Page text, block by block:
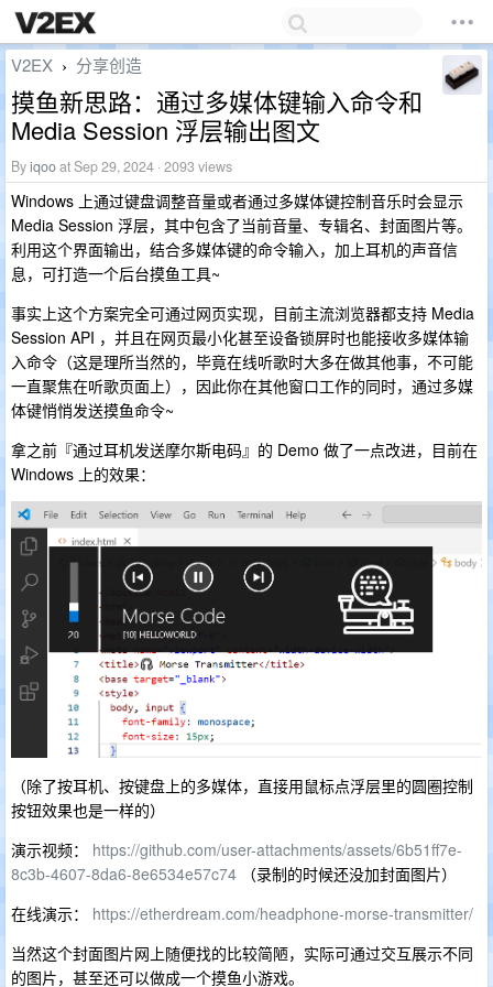
V2EX › 分享创造
摸鱼新思路：通过多媒体键输入命令和
Media Session 浮层输出图文
Byiqooat Sep 29, 2024 · 2093 views
Windows 上通过键盘调整音量或者通过多媒体键控制音乐时会显示
Media Session 浮层，其中包含了当前音量、专辑名、封面图片等。
利用这个界面输出，结合多媒体键的命令输入，加上耳机的声音信
息，可打造一个后台摸鱼工具~
事实上这个方案完全可通过网页实现，目前主流浏览器都支持 Media
Session API ，并且在网页最小化甚至设备锁屏时也能接收多媒体输
入命令（这是理所当然的，毕竟在线听歌时大多在做其他事，不可能
一直聚焦在听歌页面上），因此你在其他窗口工作的同时，通过多媒
体键悄悄发送摸鱼命令~
拿之前『通过耳机发送摩尔斯电码』的 Demo 做了一点改进，目前在
Windows 上的效果：
（除了按耳机、按键盘上的多媒体，直接用鼠标点浮层里的圆圈控制
按钮效果也是一样的）
演示视频： https://github.com/user-attachments/assets/6b51ff7e-
8c3b-4607-8da6-8e6534e57c74 （录制的时候还没加封面图片）
在线演示： https://etherdream.com/headphone-morse-transmitter/
当然这个封面图片网上随便找的比较简陋，实际可通过交互展示不同
的图片，甚至还可以做成一个摸鱼小游戏。